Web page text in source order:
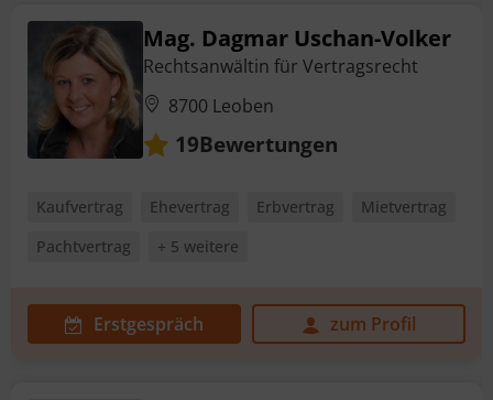
Mag. Dagmar Uschan-Volker
Rechtsanwältin für Vertragsrecht
8700 Leoben
19Bewertungen
Kaufvertrag Ehevertrag Erbvertrag
Mietvertrag
Pachtvertrag
+ 5 weitere
Erstgespräch zum Profil